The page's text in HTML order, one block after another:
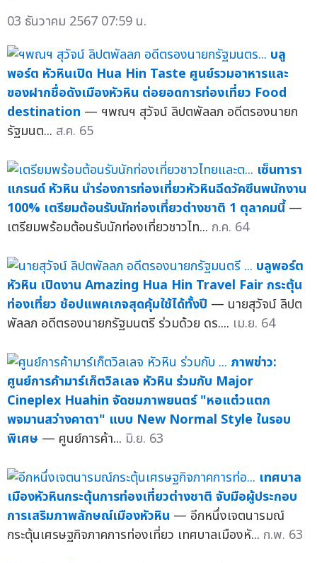
03 ธันวาคม 2567 07:59 น.
บลู
พอร์ต หัวหินเปิด Hua Hin Taste ศูนย์รวมอาหารและ
ของฝากชื่อดังเมืองหัวหิน ต่อยอดการท่องเที่ยว Food
destination — ฯพณฯ สุวัจน์ ลิปตพัลลภ อดีตรองนายก
รัฐมนต... ส.ค. 65
เซ็นทารา
แกรนด์ หัวหิน นำร่องการท่องเที่ยวหัวหินฉีดวัคซีนพนักงาน
100% เตรียมต้อนรับนักท่องเที่ยวต่างชาติ 1 ตุลาคมนี้ —
เตรียมพร้อมต้อนรับนักท่องเที่ยวชาวไท... ก.ค. 64
บลูพอร์ต
หัวหิน เปิดงาน Amazing Hua Hin Travel Fair กระตุ้น
ท่องเที่ยว ช้อปแพคเกจสุดคุ้มใช้ได้ทั้งปี — นายสุวัจน์ ลิปต
พัลลภ อดีตรองนายกรัฐมนตรี ร่วมด้วย ดร.... เม.ย. 64
ภาพข่าว:
ศูนย์การค้ามาร์เก็ตวิลเลจ หัวหิน ร่วมกับ Major
Cineplex Huahin จัดชมภาพยนตร์ "หอแต๋วแตก
พจมานสว่างคาตา" แบบ New Normal Style ในรอบ
พิเศษ — ศูนย์การค้า... มิ.ย. 63
เทศบาล
เมืองหัวหินกระตุ้นการท่องเที่ยวต่างชาติ จับมือผู้ประกอบ
การเสริมภาพลักษณ์เมืองหัวหิน — อีกหนึ่งเจตนารมณ์
กระตุ้นเศรษฐกิจภาคการท่องเที่ยว เทศบาลเมืองหั... ก.พ. 63